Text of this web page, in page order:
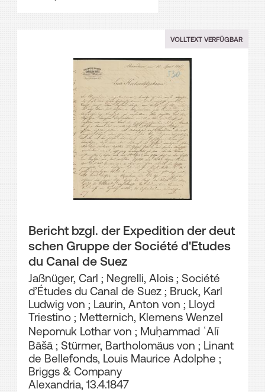
VOLLTEXT VERFÜGBAR
Bericht bzgl. der Expedition der deut
schen Gruppe der Société d'Etudes
du Canal de Suez
Jaßnüger, Carl ; Negrelli, Alois; Société
d’Études du Canal de Suez; Bruck, Karl
Ludwig von ; Laurin, Anton von ; Lloyd
Triestino; Metternich, Klemens Wenzel
Nepomuk Lothar von ; Muḥammad ʿAlī
Bāšā; Stürmer, Bartholomäus von ; Linant
de Bellefonds, Louis Maurice Adolphe ;
Briggs & Company
Alexandria, 13.4.1847